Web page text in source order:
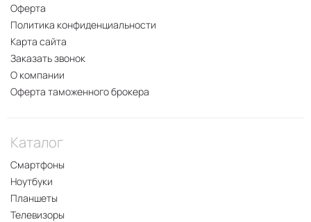
Оферта
Политика конфиденциальности
Карта сайта
Заказать звонок
О компании
Оферта таможенного брокера
Каталог
Смартфоны
Ноутбуки
Планшеты
Телевизоры